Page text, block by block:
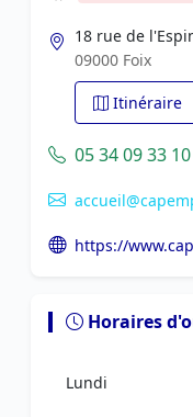
18 rue de
09000 Foix
Itinéraire
05 34 09 33 10
https://
Horaires
Lundi